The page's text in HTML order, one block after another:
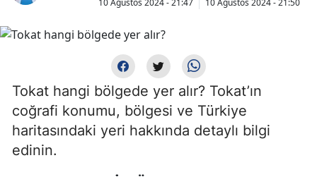
10 Ağustos 2024 - 21:47
10 Ağustos 2024 - 21:50
Tokat hangi bölgede yer alır? Tokat’ın
coğrafi konumu, bölgesi ve Türkiye
haritasındaki yeri hakkında detaylı bilgi
edinin.